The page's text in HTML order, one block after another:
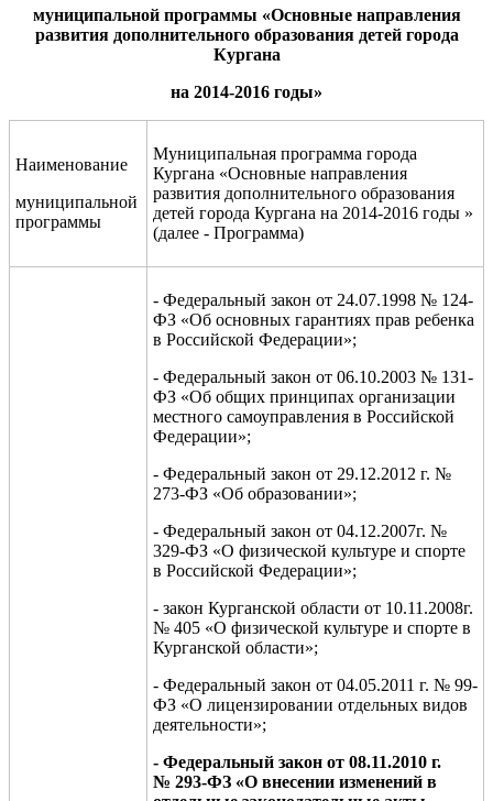
муниципальной программы «Основные направления
развития дополнительного образования детей города
Кургана
на 2014-2016 годы»
Наименование
муниципальной
программы
Муниципальная программа города
Кургана «Основные направления
развития дополнительного образования
детей города Кургана на 2014-2016 годы »
(далее - Программа)
- Федеральный закон от 24.07.1998 № 124-
ФЗ «Об основных гарантиях прав ребенка
в Российской Федерации»;
- Федеральный закон от 06.10.2003 № 131-
ФЗ «Об общих принципах организации
местного самоуправления в Российской
Федерации»;
- Федеральный закон от 29.12.2012 г. №
273-ФЗ «Об образовании»;
- Федеральный закон от 04.12.2007г. №
329-ФЗ «О физической культуре и спорте
в Российской Федерации»;
- закон Курганской области от 10.11.2008г.
№ 405 «О физической культуре и спорте в
Курганской области»;
- Федеральный закон от 04.05.2011 г. № 99-
ФЗ «О лицензировании отдельных видов
деятельности»;
- Федеральный закон от 08.11.2010 г.
№ 293-ФЗ «О внесении изменений в